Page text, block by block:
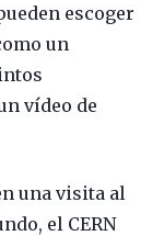
escoger
un
vídeo de
una visita al
el CERN